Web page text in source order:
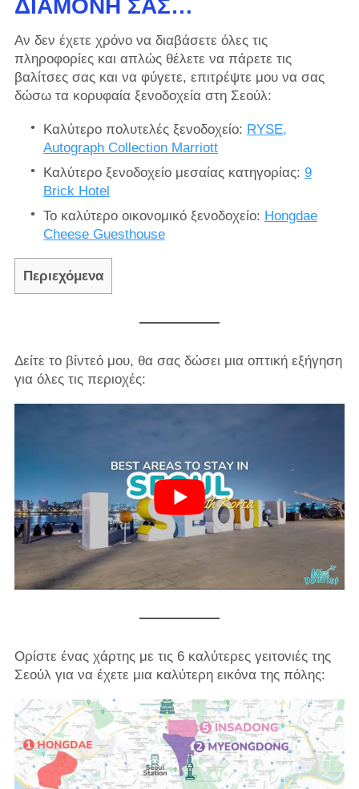
ΔΙΑΜΟΝΉ ΣΑΣ…
Αν δεν έχετε χρόνο να διαβάσετε όλες τις
πληροφορίες και απλώς θέλετε να πάρετε τις
βαλίτσες σας και να φύγετε, επιτρέψτε μου να σας
δώσω τα κορυφαία ξενοδοχεία στη Σεούλ:
Καλύτερο πολυτελές ξενοδοχείο: RYSE,
Autograph Collection Marriott
Καλύτερο ξενοδοχείο μεσαίας κατηγορίας: 9
Brick Hotel
Το καλύτερο οικονομικό ξενοδοχείο: Hongdae
Cheese Guesthouse
Περιεχόμενα
Δείτε το βίντεό μου, θα σας δώσει μια οπτική εξήγηση
για όλες τις περιοχές:
Ορίστε ένας χάρτης με τις 6 καλύτερες γειτονιές της
Σεούλ για να έχετε μια καλύτερη εικόνα της πόλης: